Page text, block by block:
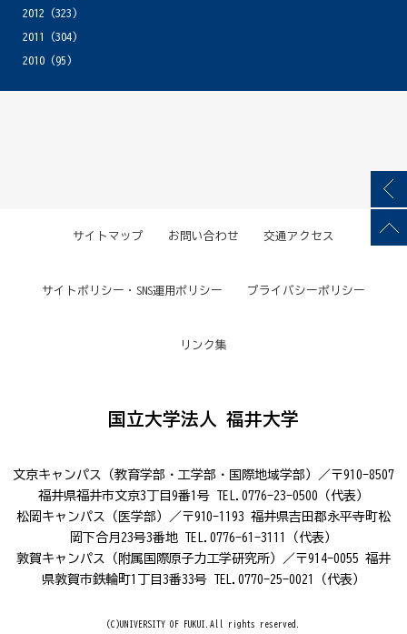
2012 (323)
2011
(304)
2010(95)
サイトマップ お問い合わせ 交通アクセス
サイトポリシー・SNS運用ポリシー プライバシーポリシー
リンク集
国立大学法人 福井大学
文京キャンパス（教育学部・工学部・国際地域学部）／〒910-8507
福井県福井市文京3丁目9番1号 TEL.0776-23-0500（代表）
松岡キャンパス（医学部）／〒910-1193 福井県吉田郡永平寺町松
岡下合月23号3番地 TEL.0776-61-3111（代表）
敦賀キャンパス（附属国際原子力工学研究所）／〒914-0055 福井
県敦賀市鉄輪町1丁目3番33号 TEL.0770-25-0021（代表）
(C)UNIVERSITY OF FUKUI.All rights reserved.